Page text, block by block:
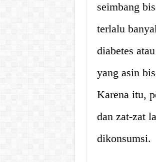
seimbang
terlalu
diabetes
yang asin
Karena itu,
dan zat-zat
dikonsumsi.